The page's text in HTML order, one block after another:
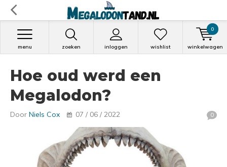
zoeken inloggen
menu wishlist winkelwagen
0
Hoe oud werd een
Megalodon?
Door Niels Cox 07 / 06 / 2022 0